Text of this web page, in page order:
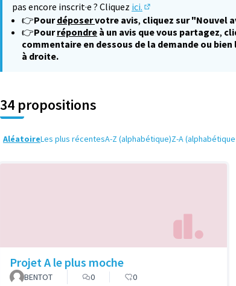
pas encore inscrit·e ? Cliquez ici.
(S'ouvre dans un
👉Pourdéposervotre avis, cliquez sur "Nouvel
👉Pourrépondre à un avis que vous partagez,
commentaire en dessous de la demande ou
à droite.
34 propositions
AléatoireLes plus récentesA-Z (alphabétique)Z-A
Projet A le plus moche
BENTOT 0 0